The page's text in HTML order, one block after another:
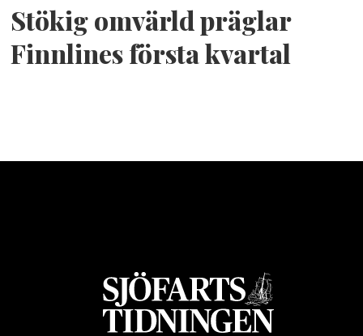
Stökig omvärld präglar
Finnlines första kvartal